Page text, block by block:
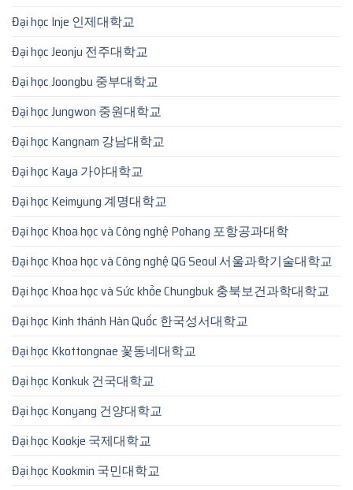
Đại học Inje 인제대학교
Đại học Jeonju 전주대학교
Đại học Joongbu 중부대학교
Đại học Jungwon 중원대학교
Đại học Kangnam 강남대학교
Đại học Kaya 가야대학교
Đại học Keimyung 계명대학교
Đại học Khoa học và Công nghệ Pohang 포항공과대학
Đại học Khoa học và Công nghệ QG Seoul 서울과학기술대학교
Đại học Khoa học và Sức khỏe Chungbuk 충북보건과학대학교
Đại học Kinh thánh Hàn Quốc 한국성서대학교
Đại học Kkottongnae 꽃동네대학교
Đại học Konkuk 건국대학교
Đại học Konyang 건양대학교
Đại học Kookje 국제대학교
Đại học Kookmin 국민대학교